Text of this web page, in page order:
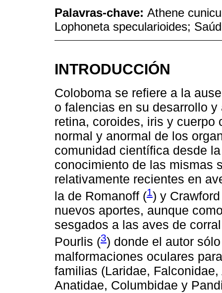
Palavras-chave: Athene
Lophoneta specularioides;
INTRODUCCIÓN
Coloboma se refiere a la
o falencias en su desarrollo
retina, coroides, iris y cuerpo
normal y anormal de los
comunidad científica desde
conocimiento de las mismas
relativamente recientes en
la de Romanoff (1) y
nuevos aportes, aunque
sesgados a las aves de
Pourlis (3) donde el autor
malformaciones oculares
familias (Laridae,
Anatidae, Columbidae y